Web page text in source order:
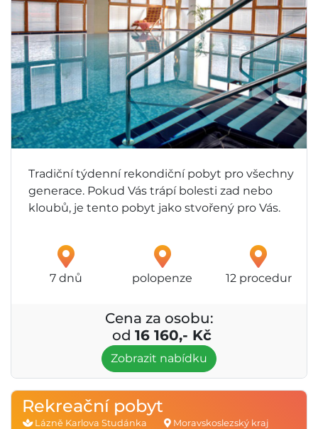
Tradiční týdenní rekondiční pobyt pro všechny
generace. Pokud Vás trápí bolesti zad nebo
kloubů, je tento pobyt jako stvořený pro Vás.
7 dnů polopenze 12 procedur
Cena za osobu:
od 16 160,- Kč
Zobrazit nabídku
Rekreační pobyt
Lázně Karlova Studánka Moravskoslezský kraj